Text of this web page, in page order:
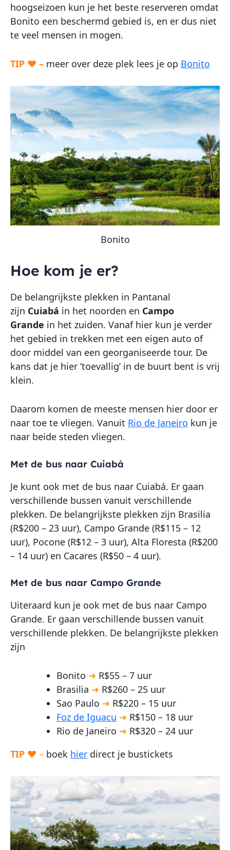
hoogseizoen kun je het beste reserveren omdat
Bonito een beschermd gebied is, en er dus niet
te veel mensen in mogen.
TIP ♥ – meer over deze plek lees je op Bonito
Bonito
Hoe kom je er?
De belangrijkste plekken in Pantanal
zijn Cuiabá in het noorden en Campo
Grande in het zuiden. Vanaf hier kun je verder
het gebied in trekken met een eigen auto of
door middel van een georganiseerde tour. De
kans dat je hier ’toevallig’ in de buurt bent is vrij
klein.
Daarom komen de meeste mensen hier door er
naar toe te vliegen. Vanuit Rio de Janeiro kun je
naar beide steden vliegen.
Met de bus naar Cuiabá
Je kunt ook met de bus naar Cuiabá. Er gaan
verschillende bussen vanuit verschillende
plekken. De belangrijkste plekken zijn Brasilia
(R$200 – 23 uur), Campo Grande (R$115 – 12
uur), Pocone (R$12 – 3 uur), Alta Floresta (R$200
– 14 uur) en Cacares (R$50 – 4 uur).
Met de bus naar Campo Grande
Uiteraard kun je ook met de bus naar Campo
Grande. Er gaan verschillende bussen vanuit
verschillende plekken. De belangrijkste plekken
zijn
Bonito ➜ R$55 – 7 uur
Brasilia ➜ R$260 – 25 uur
Sao Paulo ➜ R$220 – 15 uur
Foz de Iguacu ➜ R$150 – 18 uur
Rio de Janeiro ➜ R$320 – 24 uur
TIP ♥ – boek hier direct je bustickets